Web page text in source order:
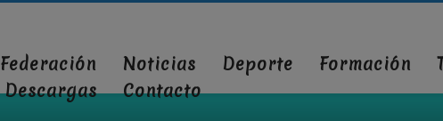
Federación Noticias Deporte Formación
Descargas
Contacto